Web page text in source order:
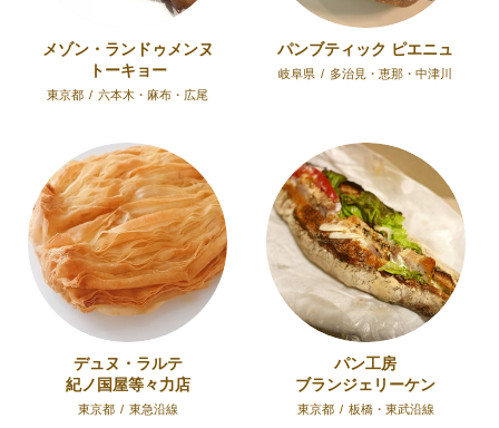
メゾン・ランドゥメンヌ
トーキョー
東京都 / 六本木・麻布・広尾
パンブティック ピエニュ
岐阜県 / 多治見・恵那・中津川
デュヌ・ラルテ
紀ノ国屋等々力店
東京都 / 東急沿線
パン工房
ブランジェリーケン
東京都 / 板橋・東武沿線